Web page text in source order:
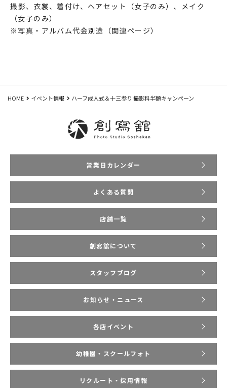
撮影、衣裳、着付け、ヘアセット（女子のみ）、メイク
（女子のみ）
※写真・アルバム代金別途（関連ページ）
HOME イベント情報 ハーフ成人式＆十三参り 撮影料半額キャンペーン
営業日カレンダー
よくある質問
店舗一覧
創寫舘について
スタッフブログ
お知らせ・ニュース
各店イベント
幼稚園・スクールフォト
リクルート・採用情報